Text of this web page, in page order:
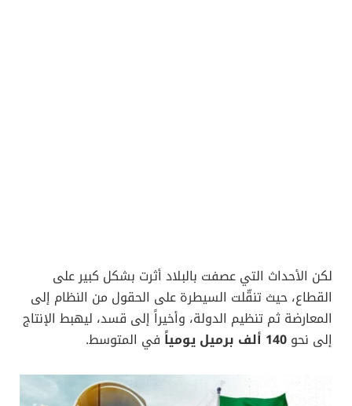
لكن الأحداث التي عصفت بالبلاد أثرت بشكل كبير على
القطاع، حيث تنقّلت السيطرة على الحقول من النظام إلى
المعارضة ثم تنظيم الدولة، وأخيراً إلى قسد، ليهبط الإنتاج
إلى نحو 140 ألف برميل يومياً في المتوسط.